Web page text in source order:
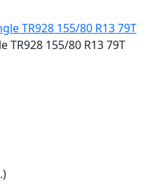
155/80 R13 79T